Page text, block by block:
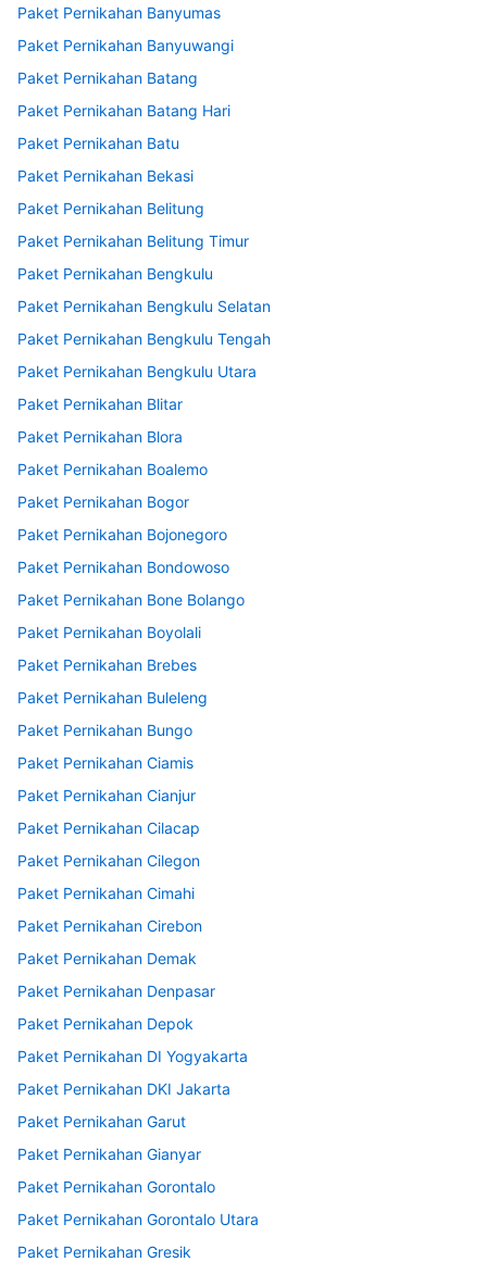
Paket Pernikahan Banyumas
Paket Pernikahan Banyuwangi
Paket Pernikahan Batang
Paket Pernikahan Batang Hari
Paket Pernikahan Batu
Paket Pernikahan Bekasi
Paket Pernikahan Belitung
Paket Pernikahan Belitung Timur
Paket Pernikahan Bengkulu
Paket Pernikahan Bengkulu Selatan
Paket Pernikahan Bengkulu Tengah
Paket Pernikahan Bengkulu Utara
Paket Pernikahan Blitar
Paket Pernikahan Blora
Paket Pernikahan Boalemo
Paket Pernikahan Bogor
Paket Pernikahan Bojonegoro
Paket Pernikahan Bondowoso
Paket Pernikahan Bone Bolango
Paket Pernikahan Boyolali
Paket Pernikahan Brebes
Paket Pernikahan Buleleng
Paket Pernikahan Bungo
Paket Pernikahan Ciamis
Paket Pernikahan Cianjur
Paket Pernikahan Cilacap
Paket Pernikahan Cilegon
Paket Pernikahan Cimahi
Paket Pernikahan Cirebon
Paket Pernikahan Demak
Paket Pernikahan Denpasar
Paket Pernikahan Depok
Paket Pernikahan DI Yogyakarta
Paket Pernikahan DKI Jakarta
Paket Pernikahan Garut
Paket Pernikahan Gianyar
Paket Pernikahan Gorontalo
Paket Pernikahan Gorontalo Utara
Paket Pernikahan Gresik